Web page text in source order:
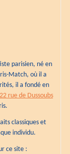
parisien, né en
Match, où il a
il a fondé en
22 rue de Dussoubs
classiques et
individu.
ce site :